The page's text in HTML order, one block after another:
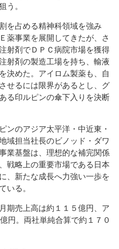
う。
を占める精神科領域を強み
薬事業を展開してきたが、さ
射剤でＤＰＣ病院市場を獲得
射剤の製造工場を持ち、輸液
決めた。アイロム製薬も、自
せるには限界があるとし、グ
る印ルピンの傘下入りを決断
ンのアジア太平洋・中近東・
域担当社長のビノッド・ダワ
業基盤は、理想的な補完関係
戦略上の重要市場である日本
、新たな成長へ力強い一歩を
いる。
期売上高は約１１５億円、ア
円。両社単純合算で約１７０